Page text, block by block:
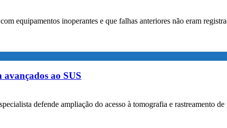
equipamentos inoperantes e que falhas anteriores não eram
avançados ao SUS
defende ampliação do acesso à tomografia e rastreamento